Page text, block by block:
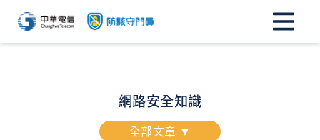
網路安全知識
全部文章 ▼